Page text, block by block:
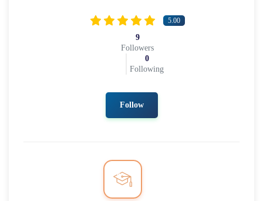
5.00
9
Followers
0
Following
Follow